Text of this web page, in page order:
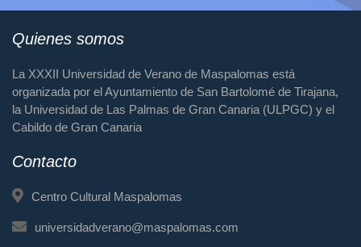
Quienes somos
La XXXII Universidad de Verano de Maspalomas está
organizada por el Ayuntamiento de San Bartolomé de Tirajana,
la Universidad de Las Palmas de Gran Canaria (ULPGC) y el
Cabildo de Gran Canaria
Contacto
Centro Cultural Maspalomas
universidadverano@maspalomas.com